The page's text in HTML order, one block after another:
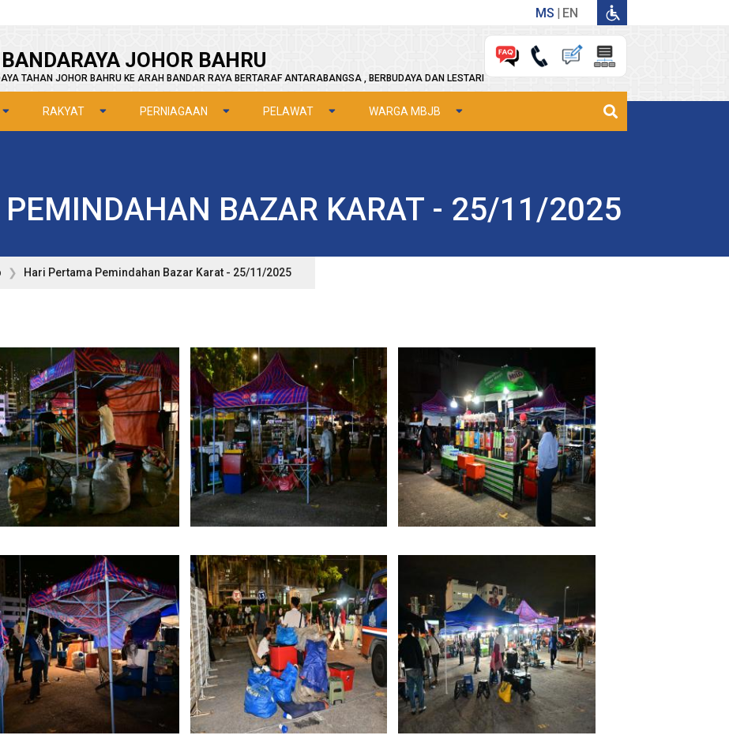
MS EN
JOHOR BAHRU
TAHAN JOHOR BAHRU KE ARAH BANDAR RAYA BERTARAF ANTARABANGSA , BERBUDAYA DAN LESTARI
RAKYAT PERNIAGAAN PELAWAT WARGA MBJB
PEMINDAHAN BAZAR KARAT - 25/11/2025
Hari Pertama Pemindahan Bazar Karat - 25/11/2025